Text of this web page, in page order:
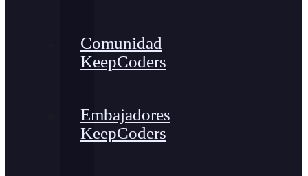
Comunidad
KeepCoders
Embajadores
KeepCoders